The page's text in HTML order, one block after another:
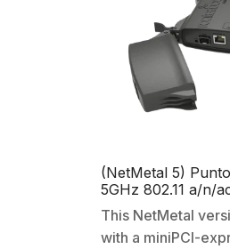
(NetMetal 5)
5GHz 802.11 a/n/
1260mW
Ranura p/SIM
This NetMetal
with a miniPCI-